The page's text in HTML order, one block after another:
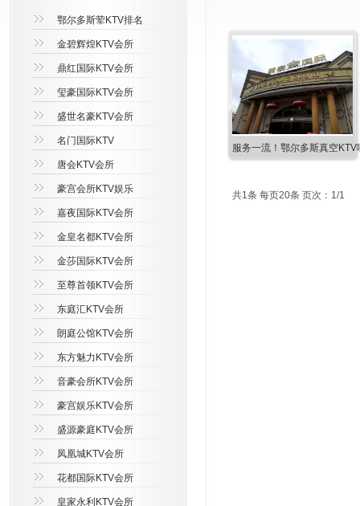
服务一流！鄂尔多斯真空
共1条 每页20条 页次：1/1
鄂尔多斯荤KTV排名
金碧辉煌KTV会所
鼎红国际KTV会所
玺豪国际KTV会所
盛世名豪KTV会所
名门国际KTV
唐会KTV会所
豪宫会所KTV娱乐
嘉夜国际KTV会所
金皇名都KTV会所
金莎国际KTV会所
至尊首领KTV会所
东庭汇KTV会所
朗庭公馆KTV会所
东方魅力KTV会所
音豪会所KTV会所
豪宫娱乐KTV会所
盛源豪庭KTV会所
凤凰城KTV会所
花都国际KTV会所
皇家永利KTV会所